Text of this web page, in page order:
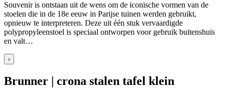
Souvenir is ontstaan uit de wens om de iconische vormen van de
stoelen die in de 18e eeuw in Parijse tuinen werden gebruikt,
opnieuw te interpreteren. Deze uit één stuk vervaardigde
polypropyleenstoel is speciaal ontworpen voor gebruik buitenshuis
en valt…
›
Brunner | crona stalen tafel klein